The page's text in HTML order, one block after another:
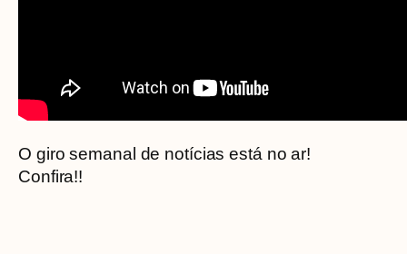
O giro semanal de notícias está no ar!
Confira!!